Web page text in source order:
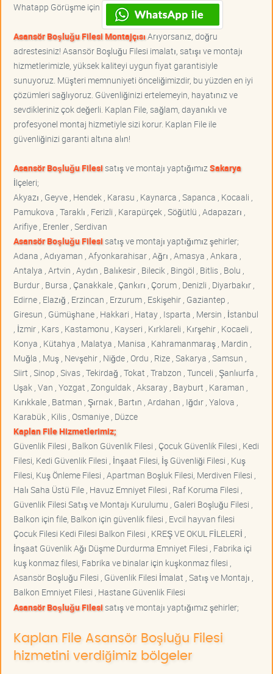
Whatapp Görüşme için
Asansör Boşluğu Filesi MontajçısıArıyorsanız, doğru
adrestesiniz! Asansör Boşluğu Filesi imalatı, satışı ve montajı
hizmetlerimizle, yüksek kaliteyi uygun fiyat garantisiyle
sunuyoruz. Müşteri memnuniyeti önceliğimizdir, bu yüzden en iyi
çözümleri sağlıyoruz. Güvenliğinizi ertelemeyin, hayatınız ve
sevdikleriniz çok değerli. Kaplan File, sağlam, dayanıklı ve
profesyonel montaj hizmetiyle sizi korur. Kaplan File ile
güvenliğinizi garanti altına alın!
Asansör Boşluğu Filesisatış ve montajı yaptığımız Sakarya
İlçeleri;
Akyazı , Geyve , Hendek , Karasu , Kaynarca , Sapanca , Kocaali ,
Pamukova , Taraklı , Ferizli , Karapürçek , Söğütlü , Adapazarı ,
Arifiye , Erenler , Serdivan
Asansör Boşluğu Filesisatış ve montajı yaptığımız şehirler;
Adana , Adıyaman , Afyonkarahisar , Ağrı , Amasya , Ankara ,
Antalya , Artvin , Aydın , Balıkesir , Bilecik , Bingöl , Bitlis , Bolu ,
Burdur , Bursa , Çanakkale , Çankırı , Çorum , Denizli , Diyarbakır ,
Edirne , Elazığ , Erzincan , Erzurum , Eskişehir , Gaziantep ,
Giresun , Gümüşhane , Hakkari , Hatay , Isparta , Mersin , İstanbul
, İzmir , Kars , Kastamonu , Kayseri , Kırklareli , Kırşehir , Kocaeli ,
Konya , Kütahya , Malatya , Manisa , Kahramanmaraş , Mardin ,
Muğla , Muş , Nevşehir , Niğde , Ordu , Rize , Sakarya , Samsun ,
Siirt , Sinop , Sivas , Tekirdağ , Tokat , Trabzon , Tunceli , Şanlıurfa ,
Uşak , Van , Yozgat , Zonguldak , Aksaray , Bayburt , Karaman ,
Kırıkkale , Batman , Şırnak , Bartın , Ardahan , Iğdır , Yalova ,
Karabük , Kilis , Osmaniye , Düzce
Kaplan File Hizmetlerimiz;
Güvenlik Filesi , Balkon Güvenlik Filesi , Çocuk Güvenlik Filesi , Kedi
Filesi, Kedi Güvenlik Filesi , İnşaat Filesi, İş Güvenliği Filesi , Kuş
Filesi, Kuş Önleme Filesi , Apartman Boşluk Filesi, Merdiven Filesi ,
Halı Saha Üstü File , Havuz Emniyet Filesi , Raf Koruma Filesi ,
Güvenlik Filesi Satış ve Montajı Kurulumu , Galeri Boşluğu Filesi ,
Balkon için file, Balkon için güvenlik filesi , Evcil hayvan filesi
Çocuk Filesi Kedi Filesi Balkon Filesi , KREŞ VE OKUL FİLELERİ ,
İnşaat Güvenlik Ağı Düşme Durdurma Emniyet Filesi , Fabrika içi
kuş konmaz filesi, Fabrika ve binalar için kuşkonmaz filesi ,
Asansör Boşluğu Filesi , Güvenlik Filesi İmalat , Satış ve Montajı ,
Balkon Emniyet Filesi , Hastane Güvenlik Filesi
Asansör Boşluğu Filesisatış ve montajı yaptığımız şehirler;
Kaplan File Asansör Boşluğu Filesi
hizmetini verdiğimiz bölgeler